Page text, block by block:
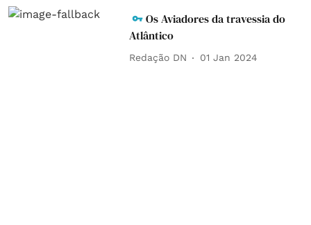
Os Aviadores da travessia do
Atlântico
Redação DN 01 Jan 2024